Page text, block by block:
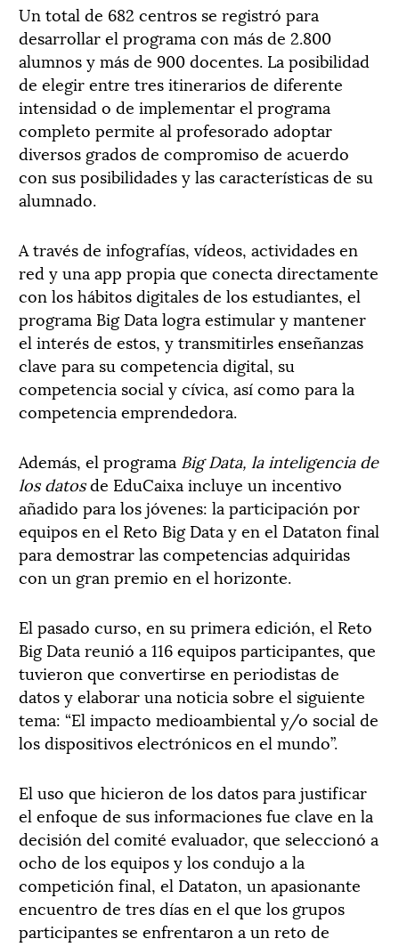
Un total de 682 centros se registró para
desarrollar el programa con más de 2.800
alumnos y más de 900 docentes. La posibilidad
de elegir entre tres itinerarios de diferente
intensidad o de implementar el programa
completo permite al profesorado adoptar
diversos grados de compromiso de acuerdo
con sus posibilidades y las características de su
alumnado.
A través de infografías, vídeos, actividades en
red y una app propia que conecta directamente
con los hábitos digitales de los estudiantes, el
programa Big Data logra estimular y mantener
el interés de estos, y transmitirles enseñanzas
clave para su competencia digital, su
competencia social y cívica, así como para la
competencia emprendedora.
Además, el programa Big Data, la inteligencia de
los datosde EduCaixa incluye un incentivo
añadido para los jóvenes: la participación por
equipos en el Reto Big Data y en el Dataton final
para demostrar las competencias adquiridas
con un gran premio en el horizonte.
El pasado curso, en su primera edición, el Reto
Big Data reunió a 116 equipos participantes, que
tuvieron que convertirse en periodistas de
datos y elaborar una noticia sobre el siguiente
tema: “El impacto medioambiental y/o social de
los dispositivos electrónicos en el mundo”.
El uso que hicieron de los datos para justificar
el enfoque de sus informaciones fue clave en la
decisión del comité evaluador, que seleccionó a
ocho de los equipos y los condujo a la
competición final, el Dataton, un apasionante
encuentro de tres días en el que los grupos
participantes se enfrentaron a un reto de